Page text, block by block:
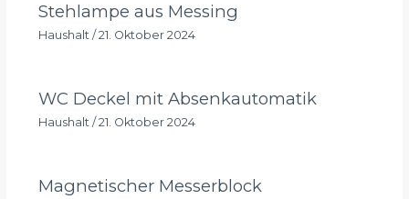
Stehlampe aus Messing
Haushalt / 21. Oktober 2024
WC Deckel mit Absenkautomatik
Haushalt /21. Oktober 2024
Magnetischer Messerblock